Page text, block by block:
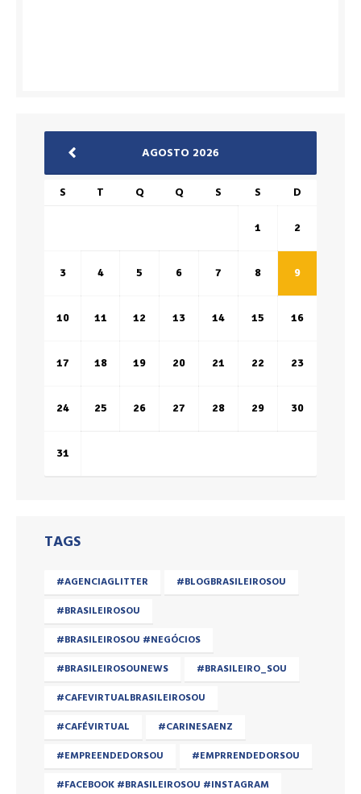
AGOSTO 2026
S T Q Q S S D
1 2
3 4 5 6 7 8 9
10 11 12 13 14 15 16
17 18 19 20 21 22 23
24 25 26 27 28 29 30
31
TAGS
#AGENCIAGLITTER
#BLOGBRASILEIROSOU
#BRASILEIROSOU
#BRASILEIROSOU #NEGÓCIOS
#BRASILEIROSOUNEWS
#BRASILEIRO_SOU
#CAFEVIRTUALBRASILEIROSOU
#CAFÉVIRTUAL
#CARINESAENZ
#EMPREENDEDORSOU
#EMPRRENDEDORSOU
#FACEBOOK #BRASILEIROSOU #INSTAGRAM